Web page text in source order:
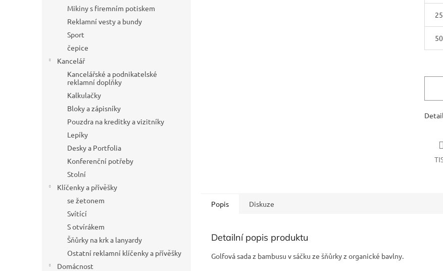
Mikiny s firemním potiskem
Reklamní vesty a bundy
Sport
čepice
Kancelář
Kancelářské a podnikatelské
reklamní doplňky
Kalkulačky
Bloky a zápisníky
Pouzdra na kreditky a vizitníky
Lepíky
Desky a Portfolia
Konferenční potřeby
Stolní
Klíčenky a přívěšky
se žetonem
Svítící
S otvírákem
Šňůrky na krk a lanyardy
Ostatní reklamní klíčenky a přívěšky
Domácnost
Popis Diskuze
Detailní popis produktu
Golfová sada z bambusu v sáčku ze šňůrky z organické bavlny.